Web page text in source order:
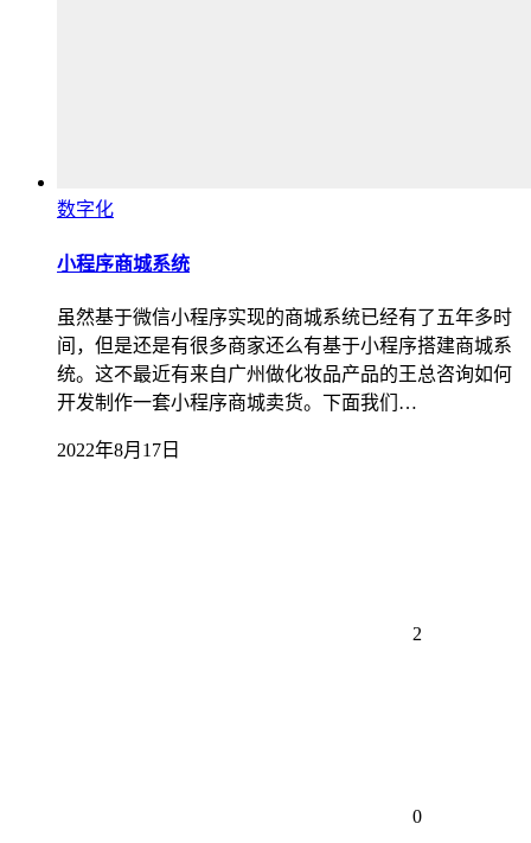
数字化
小程序商城系统
虽然基于微信小程序实现的商城系统已经有了五年多时
间，但是还是有很多商家还么有基于小程序搭建商城系
统。这不最近有来自广州做化妆品产品的王总咨询如何
开发制作一套小程序商城卖货。下面我们…
2022年8月17日
2
0